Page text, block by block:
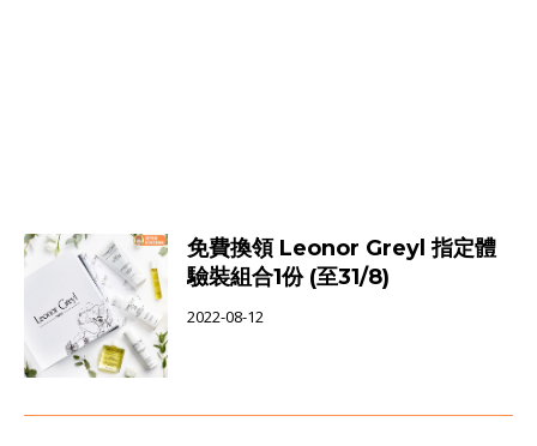
免費換領 Leonor Greyl 指定體
驗裝組合1份 (至31/8)
2022-08-12